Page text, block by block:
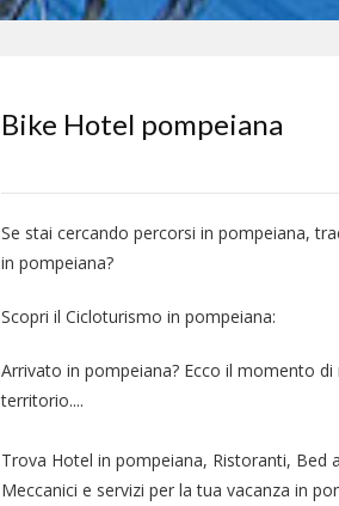
Bike Hotel pompeiana
Se stai cercando percorsi in pompeiana,
in pompeiana?
Scopri il Cicloturismo in pompeiana:
Arrivato in pompeiana? Ecco il momento
territorio....
Trova Hotel in pompeiana, Ristoranti, Bed
Meccanici e servizi per la tua vacanza in